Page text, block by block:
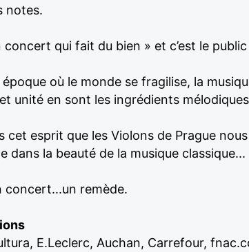
notes.
concert qui fait du bien » et c’est le
époque où le monde se fragilise, la
unité en sont les ingrédients
cet esprit que les Violons de Prague
dans la beauté de la musique classique...
concert...un remède.
E.Leclerc, Auchan, Carrefour,